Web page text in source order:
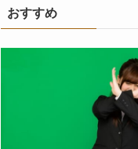
おすすめ